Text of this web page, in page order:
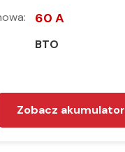
60 A
BTO
Zobacz akumulator